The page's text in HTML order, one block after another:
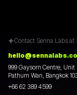
Contact Senna Labs at :
999 Gaysorn Centre,
Pathum Wan, Bangkok
+66 62 389 4599